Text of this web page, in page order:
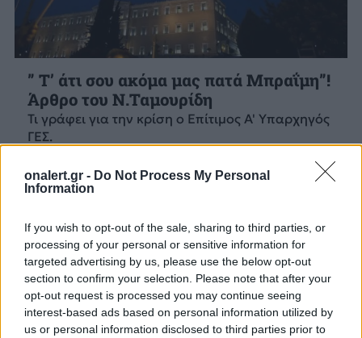
onalert.gr - Do Not Process My Personal
Information
If you wish to opt-out of the sale, sharing to third parties, or
processing of your personal or sensitive information for
targeted advertising by us, please use the below opt-out
section to confirm your selection. Please note that after your
opt-out request is processed you may continue seeing
interest-based ads based on personal information utilized by
us or personal information disclosed to third parties prior to
” Τ’ άτι σου ακόμα μας πατά Μπραΐμη”!
Άρθρο του Ν.Ταμουρίδη
Τι γράφει για την κρίση ο Επίτιμος Α' Υπαρχηγός
ΓΕΣ.